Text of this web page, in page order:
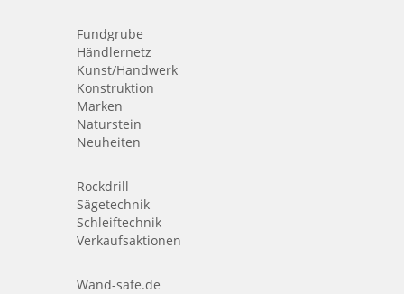
Fundgrube
Händlernetz
Kunst/Handwerk
Konstruktion
Marken
Naturstein
Neuheiten
Rockdrill
Sägetechnik
Schleiftechnik
Verkaufsaktionen
Wand-safe.de